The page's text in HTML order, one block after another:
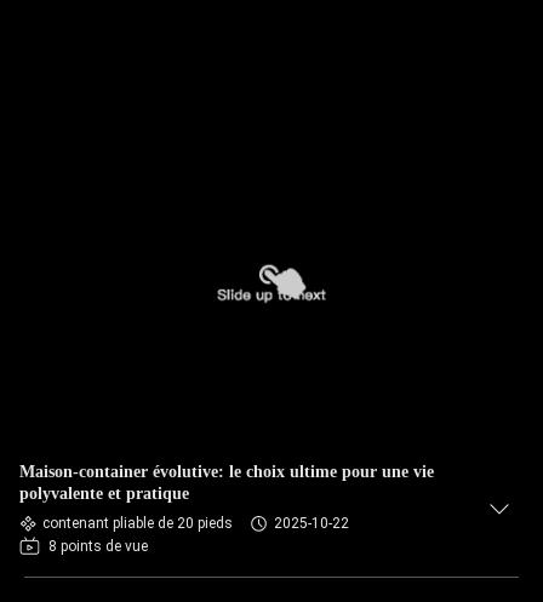
Maison-container évolutive: le choix ultime pour une vie
polyvalente et pratique
contenant pliable de 20 pieds
2025-10-22
8 points de vue